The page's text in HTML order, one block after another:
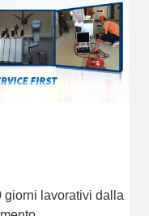
giorni lavorativi dalla